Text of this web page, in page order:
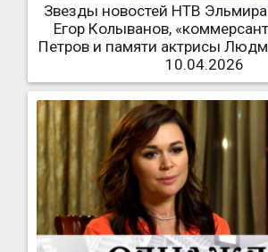
Звезды новостей НТВ
Егор Колыванов,
Петров и памяти актрисы
10.04.2026